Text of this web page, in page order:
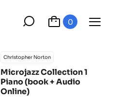
0
Christopher Norton
Microjazz Collection 1
Piano (book + Audio
Online)